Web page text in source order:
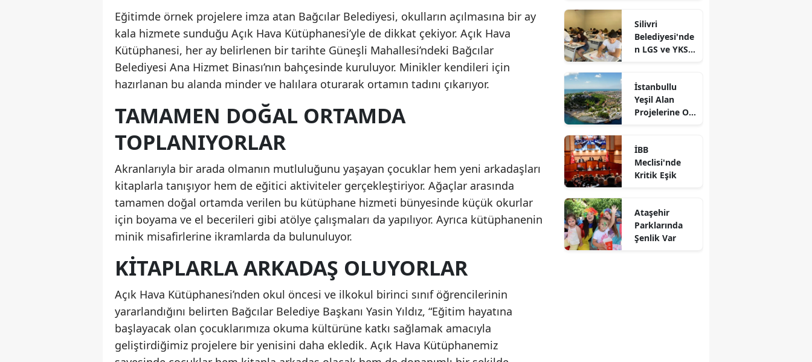
Eğitimde örnek projelere imza atan Bağcılar Belediyesi, okulların açılmasına bir ay
kala hizmete sunduğu Açık Hava Kütüphanesi’yle de dikkat çekiyor. Açık Hava
Kütüphanesi, her ay belirlenen bir tarihte Güneşli Mahallesi’ndeki Bağcılar
Belediyesi Ana Hizmet Binası’nın bahçesinde kuruluyor. Minikler kendileri için
hazırlanan bu alanda minder ve halılara oturarak ortamın tadını çıkarıyor.
TAMAMEN DOĞAL ORTAMDA
TOPLANIYORLAR
Akranlarıyla bir arada olmanın mutluluğunu yaşayan çocuklar hem yeni arkadaşları
kitaplarla tanışıyor hem de eğitici aktiviteler gerçekleştiriyor. Ağaçlar arasında
tamamen doğal ortamda verilen bu kütüphane hizmeti bünyesinde küçük okurlar
için boyama ve el becerileri gibi atölye çalışmaları da yapılıyor. Ayrıca kütüphanenin
minik misafirlerine ikramlarda da bulunuluyor.
KITAPLARLA ARKADAŞ OLUYORLAR
Açık Hava Kütüphanesi’nden okul öncesi ve ilkokul birinci sınıf öğrencilerinin
yararlandığını belirten Bağcılar Belediye Başkanı Yasin Yıldız, “Eğitim hayatına
başlayacak olan çocuklarımıza okuma kültürüne katkı sağlamak amacıyla
geliştirdiğimiz projelere bir yenisini daha ekledik. Açık Hava Kütüphanemiz
Çalışmalara
Yakın Takip
Silivri
Belediyesi'nde
n LGS ve YKS
Eğitim Desteği
İstanbullu
Yeşil Alan
Projelerine Oy
İBB
Meclisi'nde
Kritik Eşik
Ataşehir
Parklarında
Şenlik Var